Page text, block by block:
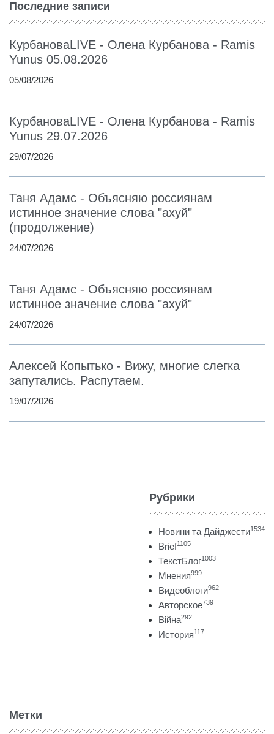
Последние записи
КурбановаLIVE - Олена Курбанова - Ramis
Yunus 05.08.2026
05/08/2026
КурбановаLIVE - Олена Курбанова - Ramis
Yunus 29.07.2026
29/07/2026
Таня Адамс - Объясняю россиянам
истинное значение слова "ахуй"
(продолжение)
24/07/2026
Таня Адамс - Объясняю россиянам
истинное значение слова "ахуй"
24/07/2026
Алексей Копытько - Вижу, многие слегка
запутались. Распутаем.
19/07/2026
Рубрики
Новини та Дайджести1534
Brief1105
ТекстБлог1003
Мнения999
Видеоблоги962
Авторское739
Війна292
История117
Метки